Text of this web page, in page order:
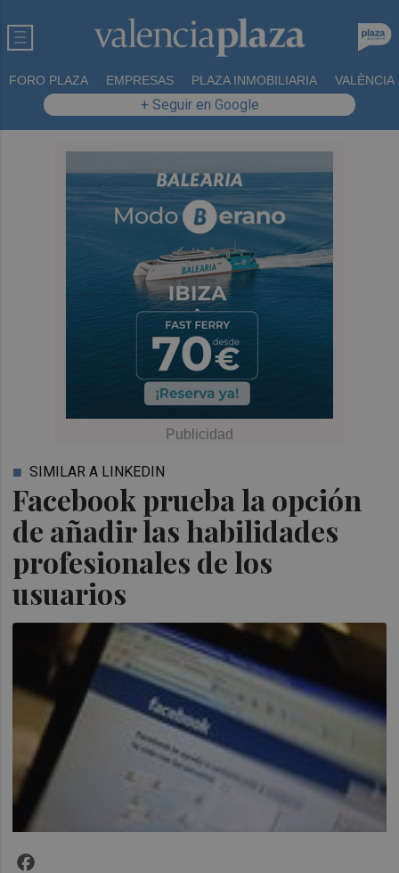
FORO PLAZA EMPRESAS PLAZA INMOBILIARIA VALÈNCIA
+ Seguir en Google
Facebook prueba la opción
de añadir las habilidades
profesionales de los
usuarios
SIMILAR A LINKEDIN